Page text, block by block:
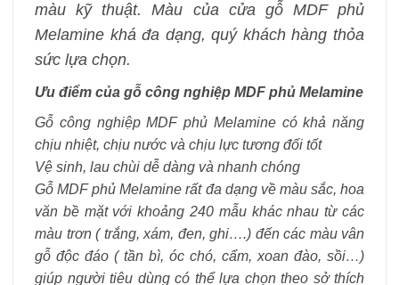
màu kỹ thuật. Màu của cửa gỗ MDF phủ
Melamine khá đa dạng, quý khách hàng thỏa
sức lựa chọn.
Ưu điểm của gỗ công nghiệp MDF phủ Melamine
Gỗ công nghiệp MDF phủ Melamine có khả năng
chịu nhiệt, chịu nước và chịu lực tương đối tốt
Vệ sinh, lau chùi dễ dàng và nhanh chóng
Gỗ MDF phủ Melamine rất đa dạng về màu sắc, hoa
văn bề mặt với khoảng 240 mẫu khác nhau từ các
màu trơn ( trắng, xám, đen, ghi….) đến các màu vân
gỗ độc đáo ( tần bì, óc chó, cẩm, xoan đào, sồi…)
giúp người tiêu dùng có thể lựa chọn theo sở thích